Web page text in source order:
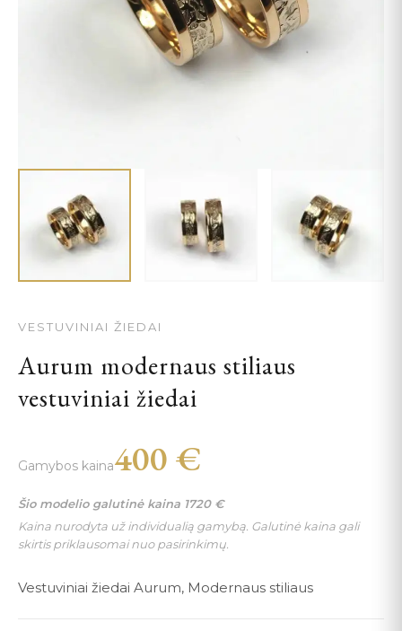
VESTUVINIAI ŽIEDAI
Aurum modernaus stiliaus
vestuviniai žiedai
Gamybos kaina400 €
Šio modelio galutinė kaina 1720 €
Kaina nurodyta už individualią gamybą. Galutinė kaina gali
skirtis priklausomai nuo pasirinkimų.
Vestuviniai žiedai Aurum, Modernaus stiliaus